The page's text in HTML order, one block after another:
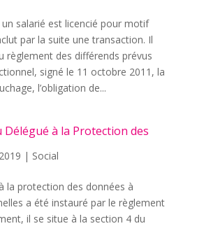
salarié est licencié pour motif
par la suite une transaction. Il
règlement des différends prévus
signé le 11 octobre 2011, la
l’obligation de...
à la Protection des
| Social
la protection des données à
a été instauré par le règlement
il se situe à la section 4 du